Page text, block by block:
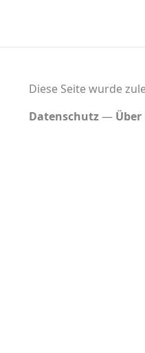
Diese Seite wurde
Datenschutz